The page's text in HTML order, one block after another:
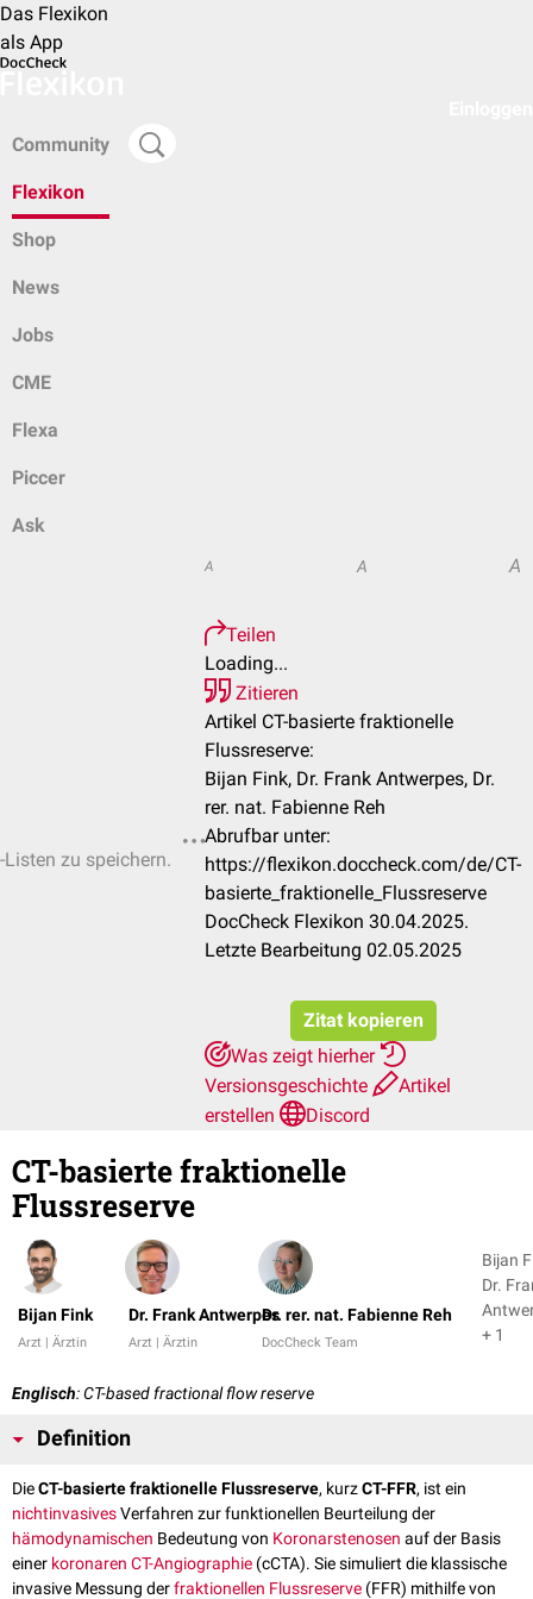
Das Flexikon
als App
Community
Flexikon
Shop
News
Jobs
CME
Flexa
Piccer
Ask
zu speichern.
A A A
Teilen
Loading...
Zitieren
Artikel CT-basierte fraktionelle
Flussreserve:
Bijan Fink, Dr. Frank Antwerpes, Dr.
rer. nat. Fabienne Reh
Abrufbar unter:
https://flexikon.doccheck.com/de/CT-
basierte_fraktionelle_Flussreserve
DocCheck Flexikon 30.04.2025.
Letzte Bearbeitung 02.05.2025
Zitat kopieren
Was zeigt hierher
Versionsgeschichte
Artikel
erstellen
Discord
CT-basierte fraktionelle
Flussreserve
Bijan Fink
Arzt | Ärztin
Dr. Frank Antwerpes
Arzt | Ärztin
Dr. rer. nat. Fabienne Reh
DocCheck Team
Bijan
Dr.
+ 1
Englisch: CT-based fractional flow reserve
Definition
DieCT-basierte fraktionelle Flussreserve, kurzCT-FFR, ist ein
nichtinvasivesVerfahren zur funktionellen Beurteilung der
hämodynamischen Bedeutung von Koronarstenosen auf der Basis
einer koronaren CT-Angiographie (cCTA). Sie simuliert die klassische
invasive Messung derfraktionellen Flussreserve (FFR) mithilfe von